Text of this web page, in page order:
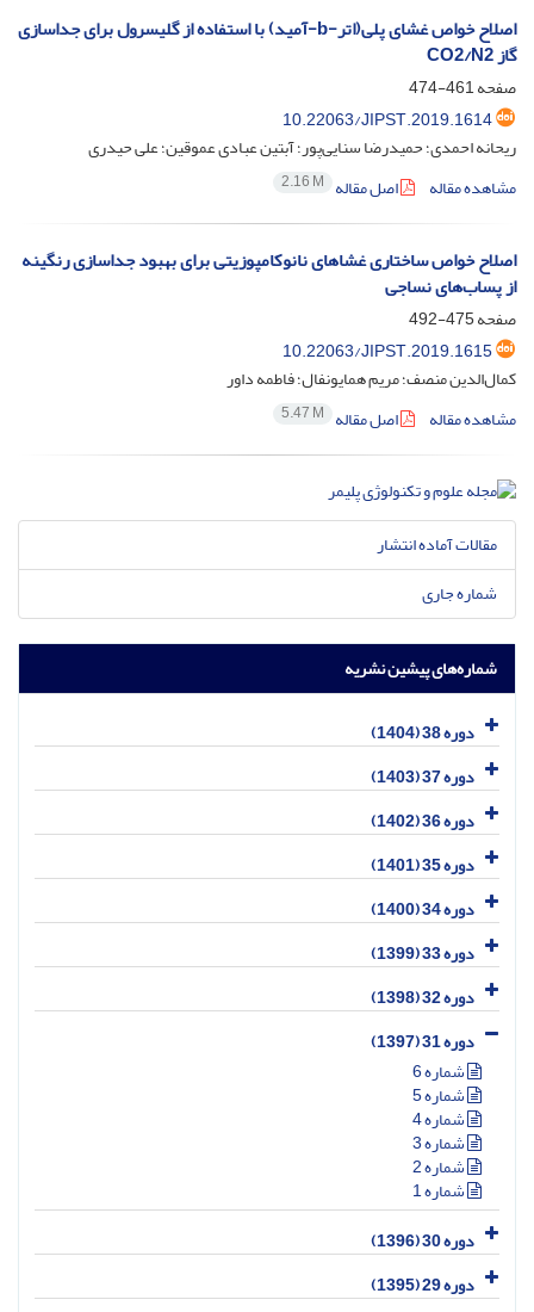
اصلاح خواص غشای پلی(اتر-b-آمید) با استفاده از گلیسرول برای جداسازی
گاز CO2/N2
صفحه461-474
10.22063/JIPST.2019.1614
ریحانه احمدی؛ حمیدرضا سنایی‌پور؛ آبتین عبادی عموقین؛ علی حیدری
مشاهده مقاله
اصل مقاله 2.16 M
اصلاح خواص ساختاری غشاهای نانوکامپوزیتی برای بهبود جداسازی رنگینه
از پساب‌های نساجی
صفحه475-492
10.22063/JIPST.2019.1615
کمال‌الدین منصف؛ مریم همایونفال؛ فاطمه داور
مشاهده مقاله
اصل مقاله 5.47 M
مقالات آماده انتشار
شماره جاری
شماره‌های پیشین نشریه
دوره 38 (1404)
دوره 37 (1403)
دوره 36 (1402)
دوره 35 (1401)
دوره 34 (1400)
دوره 33 (1399)
دوره 32 (1398)
دوره 31 (1397)
شماره 6
شماره 5
شماره 4
شماره 3
شماره 2
شماره 1
دوره 30 (1396)
دوره 29 (1395)